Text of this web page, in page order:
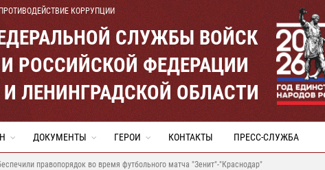
ПРОТИВОДЕЙСТВИЕ КОРРУПЦИИ
СЛУЖБЫ ВОЙСК
РОССИЙСКОЙ ФЕДЕРАЦИИ
И ЛЕНИНГРАДСКОЙ ОБЛАСТИ
ДОКУМЕНТЫ ГЕРОИ КОНТАКТЫ ПРЕСС-СЛУЖБА
правопорядок во время футбольного матча "Зенит"-"Краснодар"